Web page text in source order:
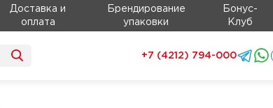
Доставка и
оплата
Брендирование
упаковки
Бонус-
Клуб
+7 (4212) 794-000